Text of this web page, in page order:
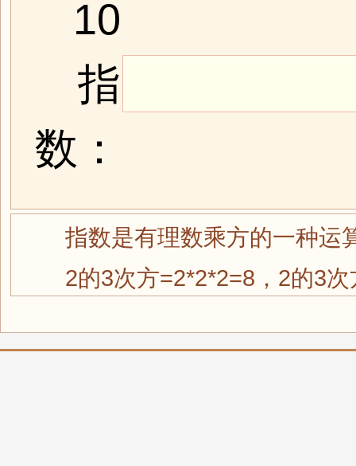
10
指
数：
指数是有理数乘方的一种运
2的3次方=2*2*2=8，2的3